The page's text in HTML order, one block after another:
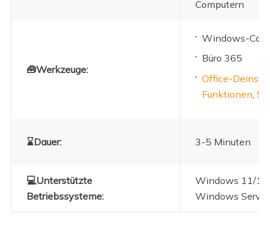
Computern
🧰Werkzeuge:
Windows-
Büro 365
Office-
Funktionen ,
⌛Dauer: 3-5 Minuten
💻Unterstützte
Betriebssysteme:
Windows 11/
Windows Server